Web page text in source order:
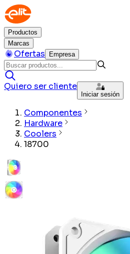
Productos
Marcas
Ofertas Empresa
Quiero ser cliente
Iniciar sesión
Componentes
Hardware
Coolers
18700